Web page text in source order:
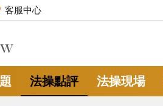
客服中心
法操點評 法操現場